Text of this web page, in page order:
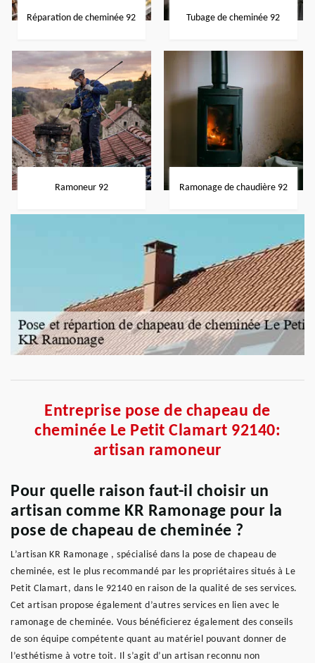
Réparation de cheminée 92 Tubage de cheminée 92
Ramoneur 92 Ramonage de chaudière 92
Entreprise pose de chapeau de
cheminée Le Petit Clamart 92140:
artisan ramoneur
Pour quelle raison faut-il choisir un
artisan comme KR Ramonage pour la
pose de chapeau de cheminée ?
L’artisan KR Ramonage , spécialisé dans la pose de chapeau de
cheminée, est le plus recommandé par les propriétaires situés à Le
Petit Clamart, dans le 92140 en raison de la qualité de ses services.
Cet artisan propose également d’autres services en lien avec le
ramonage de cheminée. Vous bénéficierez également des conseils
de son équipe compétente quant au matériel pouvant donner de
l’esthétisme à votre toit. Il s’agit d’un artisan reconnu non